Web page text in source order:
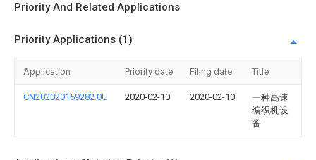
Priority And Related Applications
Priority Applications (1)
Application Priority date Filing date Title
CN202020159282.0U 2020-02-10 2020-02-10
一种高速
编织机设
备